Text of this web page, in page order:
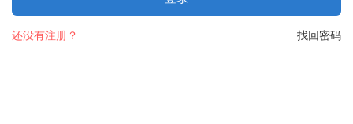
找回密码
还没有注册？